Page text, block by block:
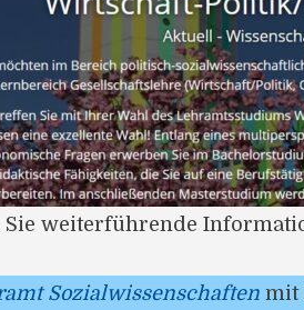
weiterführende
Sozialwissenschaften mit